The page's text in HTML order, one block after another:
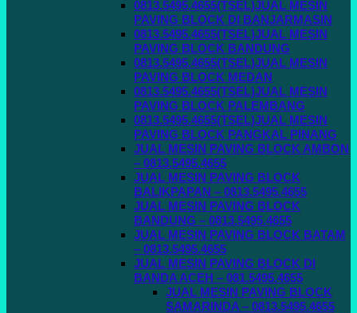
0813.5495.4655(TSEL)JUAL MESIN
PAVING BLOCK DI BANJARMASIN
0813.5495.4655(TSEL)JUAL MESIN
PAVING BLOCK BANDUNG
0813.5495.4655(TSEL)JUAL MESIN
PAVING BLOCK MEDAN
0813.5495.4655(TSEL)JUAL MESIN
PAVING BLOCK PALEMBANG
0813.5495.4655(TSEL)JUAL MESIN
PAVING BLOCK PANGKAL PINANG
JUAL MESIN PAVING BLOCK AMBON
– 0813.5495.4655
JUAL MESIN PAVING BLOCK
BALIKPAPAN – 0813.5495.4655
JUAL MESIN PAVING BLOCK
BANDUNG – 0813.5495.4655
JUAL MESIN PAVING BLOCK BATAM
– 0813.5495.4655
JUAL MESIN PAVING BLOCK DI
BANDA ACEH – 081.5495.4655
JUAL MESIN PAVING BLOCK
SAMARINDA – 0813.5495.4655